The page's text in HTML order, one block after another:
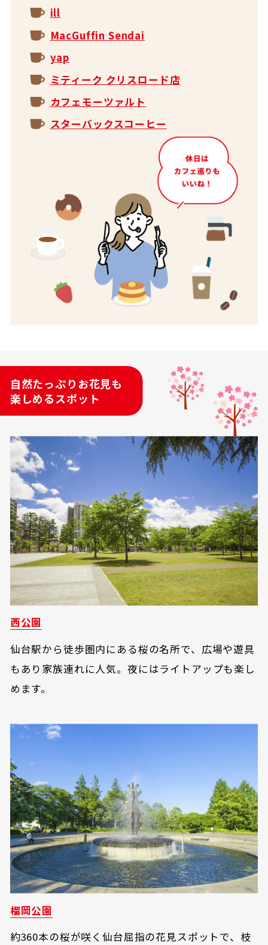
ill
MacGuffin Sendai
yap
ミティーク クリスロード店
カフェモーツァルト
スターバックスコーヒー
自然たっぷりお花見も
楽しめるスポット
西公園
仙台駅から徒歩圏内にある桜の名所で、広場や遊具
もあり家族連れに人気。夜にはライトアップも楽し
めます。
榴岡公園
約360本の桜が咲く仙台屈指の花見スポットで、枝